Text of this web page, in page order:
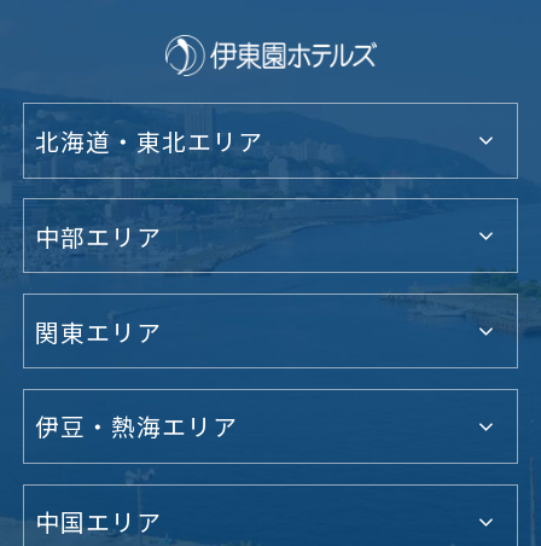
北海道・東北エリア
中部エリア
関東エリア
伊豆・熱海エリア
中国エリア